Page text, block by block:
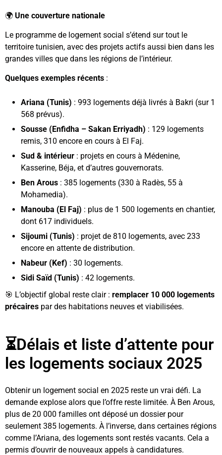
🌍 Une couverture nationale
Le programme de logement social s’étend sur tout le
territoire tunisien, avec des projets actifs aussi bien dans les
grandes villes que dans les régions de l’intérieur.
Quelques exemples récents :
Ariana (Tunis) : 993 logements déjà livrés à Bakri (sur 1
568 prévus).
Sousse (Enfidha – Sakan Erriyadh) : 129 logements
remis, 310 encore en cours à El Faj.
Sud & intérieur : projets en cours à Médenine,
Kasserine, Béja, et d’autres gouvernorats.
Ben Arous : 385 logements (330 à Radès, 55 à
Mohamedia).
Manouba (El Faj) : plus de 1 500 logements en chantier,
dont 617 individuels.
Sijoumi (Tunis) : projet de 810 logements, avec 233
encore en attente de distribution.
Nabeur (Kef) : 30 logements.
Sidi Saïd (Tunis) : 42 logements.
🎯 L’objectif global reste clair : remplacer 10 000 logements
précaires par des habitations neuves et viabilisées.
⏳Délais et liste d’attente pour
les logements sociaux 2025
Obtenir un logement social en 2025 reste un vrai défi. La
demande explose alors que l’offre reste limitée. À Ben Arous,
plus de 20 000 familles ont déposé un dossier pour
seulement 385 logements. À l’inverse, dans certaines régions
comme l’Ariana, des logements sont restés vacants. Cela a
permis d’ouvrir de nouveaux appels à candidatures.